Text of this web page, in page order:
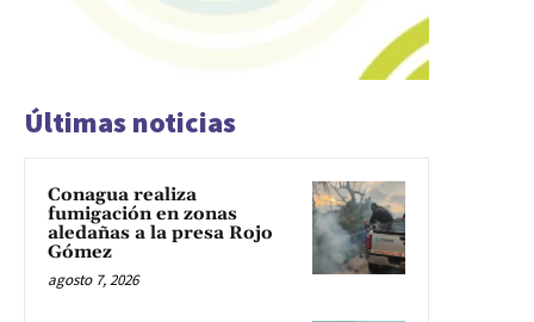
Últimas noticias
Conagua realiza
fumigación en zonas
aledañas a la presa Rojo
Gómez
agosto 7, 2026